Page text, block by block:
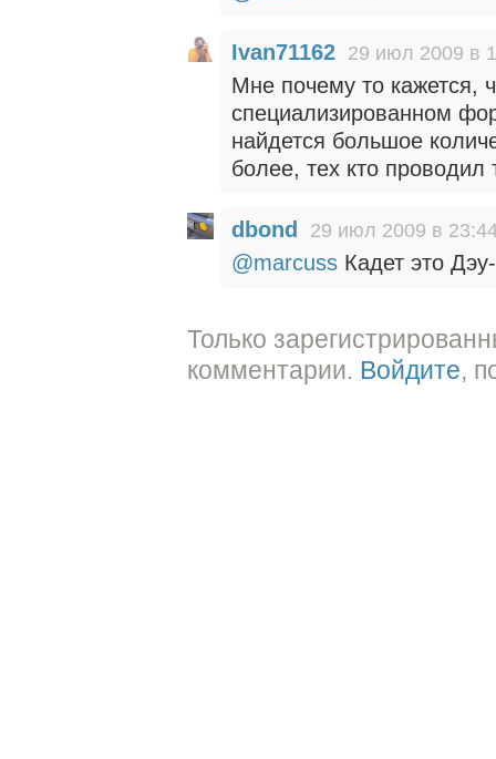
Ivan71162 29 июл 2009 в
Мне почему то кажется,
специализированном
найдется большое
более, тех кто
dbond 29 июл 2009 в
@marcuss Кадет это
Только
комментарии. Войдите,